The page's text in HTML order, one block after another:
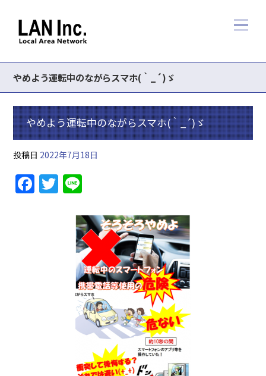
やめよう運転中のながらスマホ(｀_´)ゞ
やめよう運転中のながらスマホ(｀_´)ゞ
投稿日 2022年7月18日
F
a
T
w
itt
er
e